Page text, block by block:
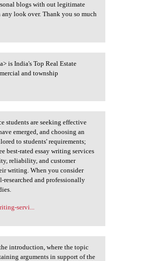
blogs with out legitimate
look over. Thank you so much
is India's Top Real Estate
and township
students are seeking effective
emerged, and choosing an
to students' requirements;
best-rated essay writing services
reliability, and customer
writing. When you consider
researched and professionally
servi...
introduction, where the topic
arguments in support of the